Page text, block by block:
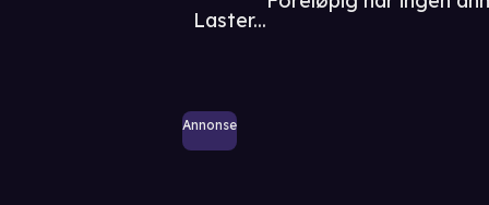
Laster...
Annonse